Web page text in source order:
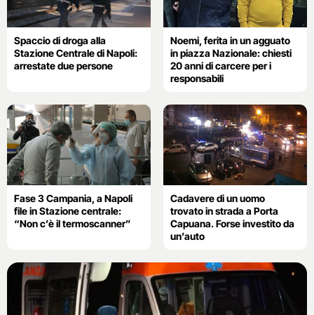
Spaccio di droga alla
Stazione Centrale di Napoli:
arrestate due persone
Noemi, ferita in un agguato
in piazza Nazionale: chiesti
20 anni di carcere per i
responsabili
Fase 3 Campania, a Napoli
file in Stazione centrale:
“Non c’è il termoscanner”
Cadavere di un uomo
trovato in strada a Porta
Capuana. Forse investito da
un’auto